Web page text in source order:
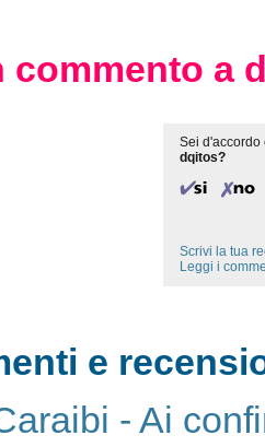
commento a
Sei d'accordo
dqitos?
Scrivi la tua
Leggi i
e
- Ai